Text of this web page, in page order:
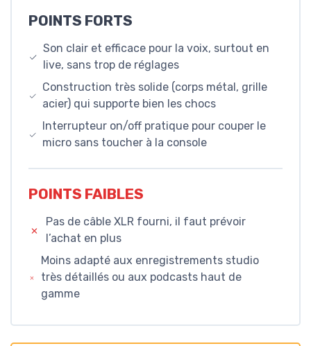
POINTS FORTS
Son clair et efficace pour la voix, surtout en
live, sans trop de réglages
Construction très solide (corps métal, grille
acier) qui supporte bien les chocs
Interrupteur on/off pratique pour couper le
micro sans toucher à la console
POINTS FAIBLES
Pas de câble XLR fourni, il faut prévoir
l’achat en plus
Moins adapté aux enregistrements studio
très détaillés ou aux podcasts haut de
gamme